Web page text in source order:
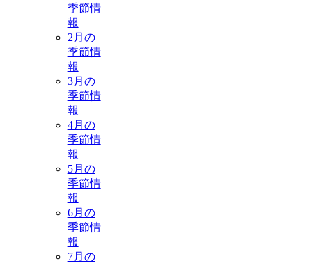
季節情
報
2月の
季節情
報
3月の
季節情
報
4月の
季節情
報
5月の
季節情
報
6月の
季節情
報
7月の